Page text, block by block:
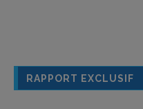
RAPPORT EXCLUSIF